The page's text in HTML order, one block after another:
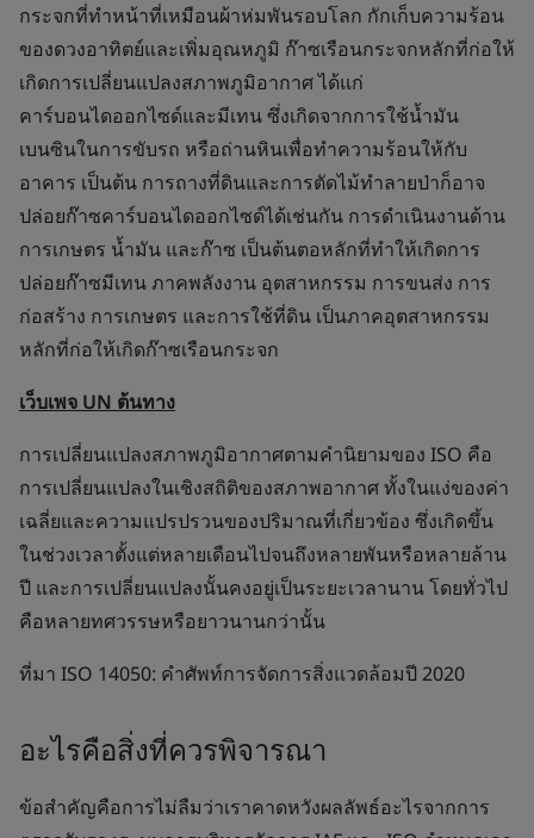
กระจกที่ทำหน้าที่เหมือนผ้าห่มพันรอบโลก กักเก็บความร้อน
ของดวงอาทิตย์และเพิ่มอุณหภูมิ ก๊าซเรือนกระจกหลักที่ก่อให้
เกิดการเปลี่ยนแปลงสภาพภูมิอากาศ ได้แก่
คาร์บอนไดออกไซด์และมีเทน ซึ่งเกิดจากการใช้น้ำมัน
เบนซินในการขับรถ หรือถ่านหินเพื่อทำความร้อนให้กับ
อาคาร เป็นต้น การถางที่ดินและการตัดไม้ทำลายป่าก็อาจ
ปล่อยก๊าซคาร์บอนไดออกไซด์ได้เช่นกัน การดำเนินงานด้าน
การเกษตร น้ำมัน และก๊าซ เป็นต้นตอหลักที่ทำให้เกิดการ
ปล่อยก๊าซมีเทน ภาคพลังงาน อุตสาหกรรม การขนส่ง การ
ก่อสร้าง การเกษตร และการใช้ที่ดิน เป็นภาคอุตสาหกรรม
หลักที่ก่อให้เกิดก๊าซเรือนกระจก
เว็บเพจ UN ต้นทาง
การเปลี่ยนแปลงสภาพภูมิอากาศตามคำนิยามของ ISO คือ
การเปลี่ยนแปลงในเชิงสถิติของสภาพอากาศ ทั้งในแง่ของค่า
เฉลี่ยและความแปรปรวนของปริมาณที่เกี่ยวข้อง ซึ่งเกิดขึ้น
ในช่วงเวลาตั้งแต่หลายเดือนไปจนถึงหลายพันหรือหลายล้าน
ปี และการเปลี่ยนแปลงนั้นคงอยู่เป็นระยะเวลานาน โดยทั่วไป
คือหลายทศวรรษหรือยาวนานกว่านั้น
ที่มา ISO 14050: คำศัพท์การจัดการสิ่งแวดล้อมปี 2020
อะไรคือสิ่งที่ควรพิจารณา
ข้อสำคัญคือการไม่ลืมว่าเราคาดหวังผลลัพธ์อะไรจากการ